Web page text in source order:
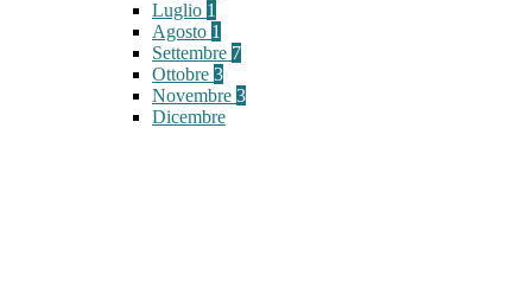
Luglio 1
Agosto 1
Settembre 7
Ottobre 3
Novembre 3
Dicembre